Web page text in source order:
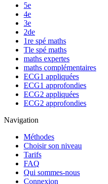
5e
4e
3e
2de
1re spé maths
Tle spé maths
maths expertes
maths complémentaires
ECG1 appliquées
ECG1 approfondies
ECG2 appliquées
ECG2 approfondies
Navigation
Méthodes
Choisir son niveau
Tarifs
FAQ
Qui sommes-nous
Connexion